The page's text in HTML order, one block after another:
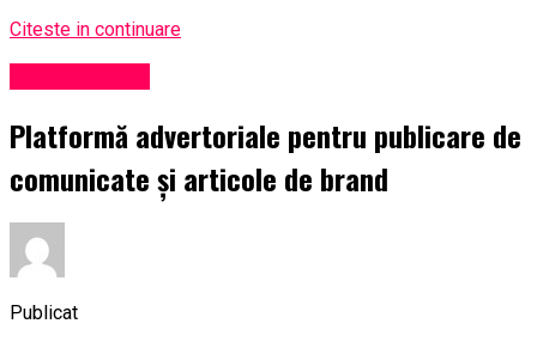
Citeste in continuare
Platformă advertoriale pentru publicare de
comunicate și articole de brand
Publicat